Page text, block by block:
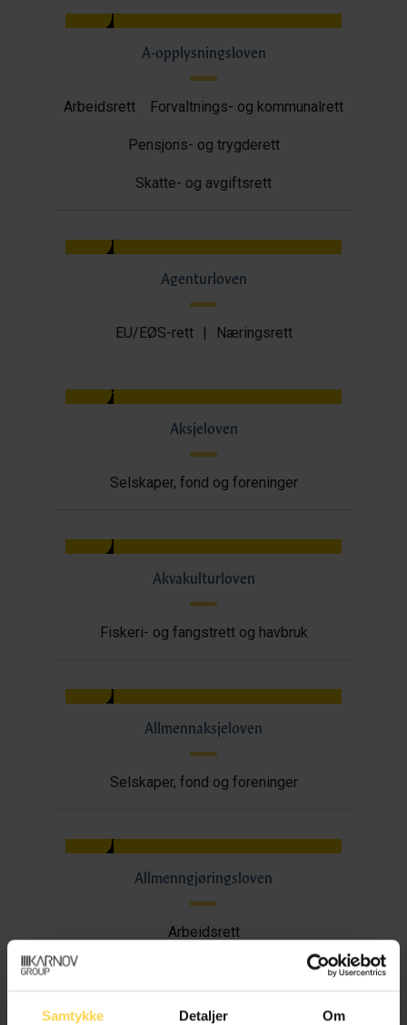
Samtykke Detaljer Om
A-opplysningsloven
Arbeidsrett Forvaltnings- og kommunalrett
Pensjons- og trygderett
Skatte- og avgiftsrett
Agenturloven
EU/EØS-rett | Næringsrett
Aksjeloven
Selskaper, fond og foreninger
Akvakulturloven
Fiskeri- og fangstrett og havbruk
Allmennaksjeloven
Selskaper, fond og foreninger
Allmenngjøringsloven
Arbeidsrett